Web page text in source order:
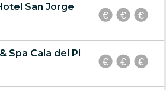
San Jorge
Spa Cala del Pi